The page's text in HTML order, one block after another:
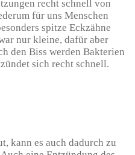
recht schnell von
für uns Menschen
spitze Eckzähne
nur kleine, dafür aber
den Biss werden Bakterien
sich recht schnell.
kann es auch dadurch zu